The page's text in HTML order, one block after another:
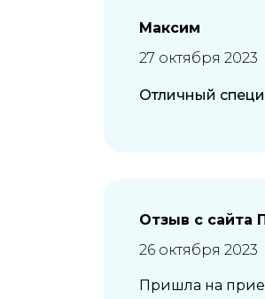
Максим
27 октября 2023
Отличный
Отзыв с сайта
26 октября 2023
Пришла на